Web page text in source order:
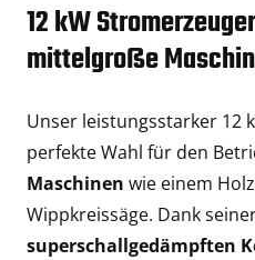
12 kW
mittelgroße
Unser leistungsstarker 12
perfekte Wahl für den
Maschinen wie einem
Wippkreissäge. Dank
superschallgedämpften